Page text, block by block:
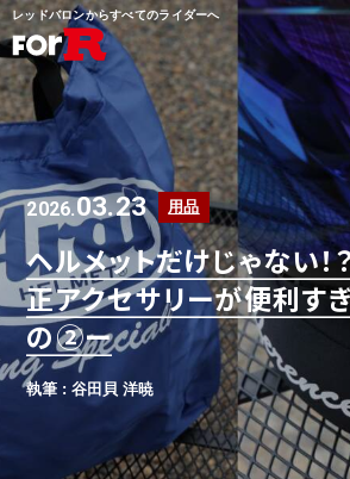
レッドバロンからすべてのライダーへ
2026.03.23 用品
ヘルメットだけじゃない
正アクセサリーが便利す
の②ー
執筆 : 谷田貝 洋暁